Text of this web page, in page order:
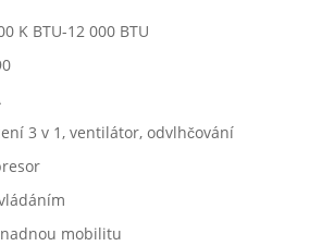
K BTU-12 000 BTU
3 v 1, ventilátor, odvlhčování
mobilitu